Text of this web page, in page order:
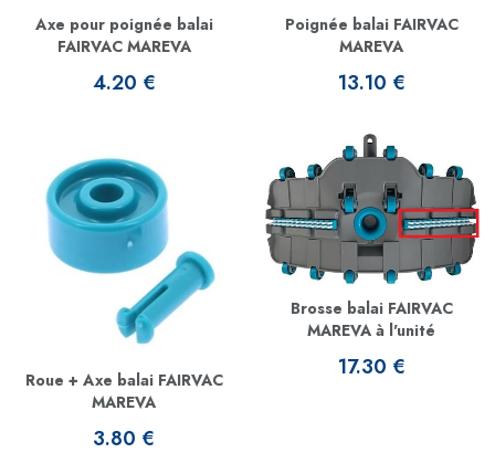
Axe pour poignée balai
FAIRVAC MAREVA
4.20 €
Poignée balai FAIRVAC
MAREVA
13.10 €
Roue + Axe balai FAIRVAC
MAREVA
3.80 €
Brosse balai FAIRVAC
MAREVA à l'unité
17.30 €